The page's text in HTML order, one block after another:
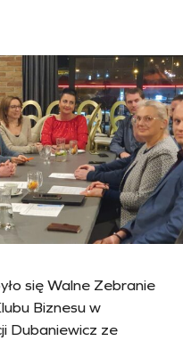
się Walne Zebranie
Biznesu w
Dubaniewicz ze